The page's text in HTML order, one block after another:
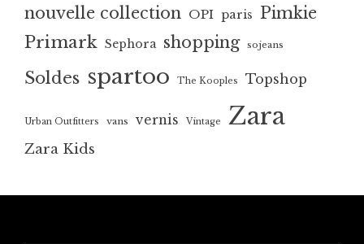
nouvelle collection OPI paris Pimkie
Primark Sephora shopping sojeans
Soldes spartoo The Kooples Topshop
Urban Outfitters vans vernis Vintage Zara
Zara Kids